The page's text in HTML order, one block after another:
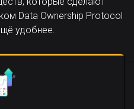
Data Ownership Protocol
удобнее.